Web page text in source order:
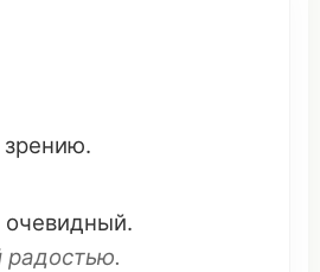
зрению.
очевидный.
радостью.